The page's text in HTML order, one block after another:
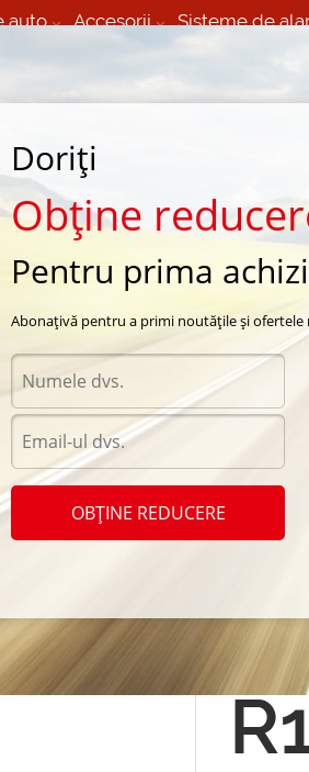
auto Accesorii Sisteme de
24/7 non
Continental Continental ContiWinterContact
Doriți
Obține
Pentru prima
Abonațivă pentru a primi noutățile și ofertele
OBȚINE REDUCERE